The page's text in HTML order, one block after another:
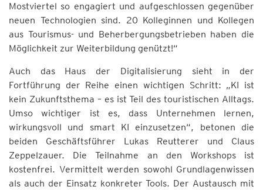
Mostviertel so engagiert und aufgeschlossen gegenüber
neuen Technologien sind. 20 Kolleginnen und Kollegen
aus Tourismus- und Beherbergungsbetrieben haben die
Möglichkeit zur Weiterbildung genützt!“
Auch das Haus der Digitalisierung sieht in der
Fortführung der Reihe einen wichtigen Schritt: „KI ist
kein Zukunftsthema – es ist Teil des touristischen Alltags.
Umso wichtiger ist es, dass Unternehmen lernen,
wirkungsvoll und smart KI einzusetzen“, betonen die
beiden Geschäftsführer Lukas Reutterer und Claus
Zeppelzauer. Die Teilnahme an den Workshops ist
kostenfrei. Vermittelt werden sowohl Grundlagenwissen
als auch der Einsatz konkreter Tools. Der Austausch mit